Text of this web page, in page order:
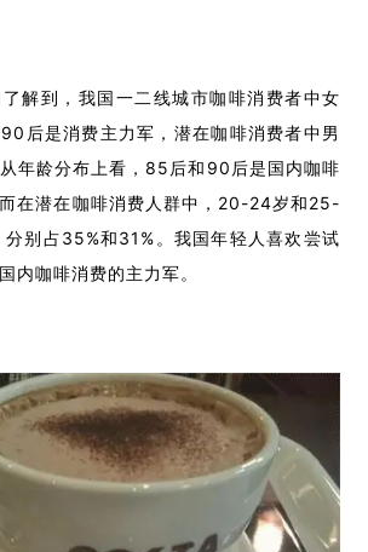
解到， 我国一二线城市咖啡消费者中女
90后是消费主力军，潜在咖啡消费者中男
年龄分布上看，85后和90后是国内咖啡
在潜在咖啡消费人群中，20-24岁和25-
别占35%和31%。我国年轻人喜欢尝试
内咖啡消费的主力军。